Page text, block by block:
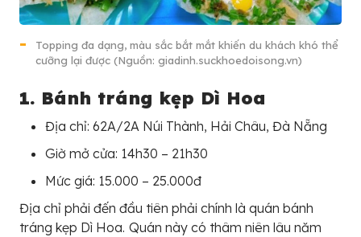
Topping đa dạng, màu sắc bắt mắt khiến du khách khó thể
cưỡng lại được (Nguồn: giadinh.suckhoedoisong.vn)
1. Bánh tráng kẹp Dì Hoa
Địa chỉ: 62A/2A Núi Thành, Hải Châu, Đà Nẵng
Giờ mở cửa: 14h30 – 21h30
Mức giá: 15.000 – 25.000đ
Địa chỉ phải đến đầu tiên phải chính là quán bánh
tráng kẹp Dì Hoa. Quán này có thâm niên lâu năm